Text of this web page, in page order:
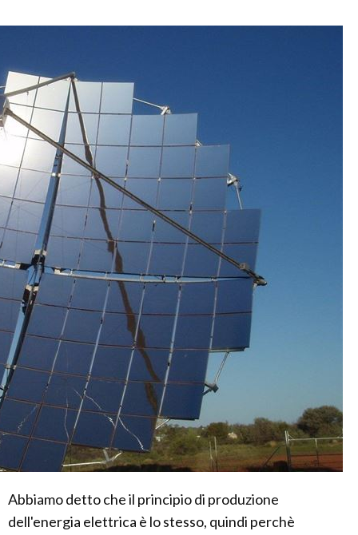
Abbiamo detto che il principio di produzione
dell'energia elettrica è lo stesso, quindi perchè